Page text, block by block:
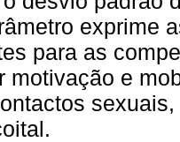
exprime
para as
motivação e